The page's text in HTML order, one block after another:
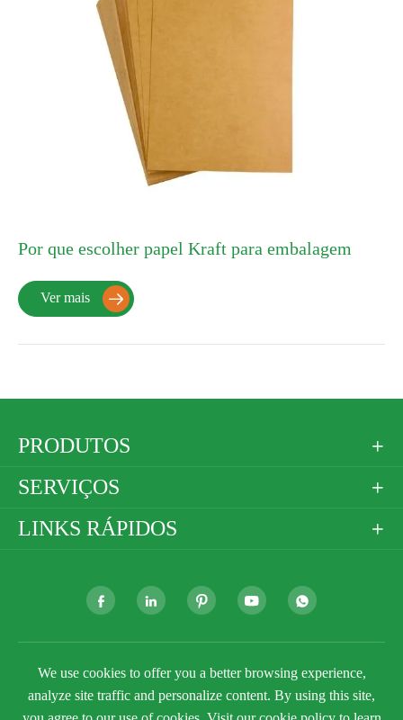
Por que escolher papel Kraft para embalagem
Ver mais 
PRODUTOS 
SERVIÇOS 
LINKS RÁPIDOS 
    
Direitos autorais ©Golden Paper Company Limited
Todos os direitos reservados.

We use cookies to offer you a better browsing experience,
analyze site traffic and personalize content. By using this site,